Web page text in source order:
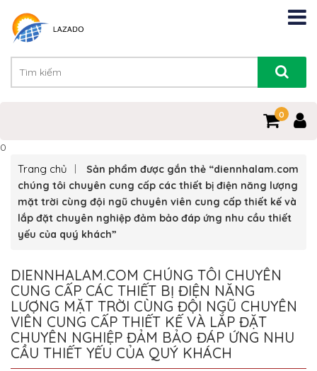
0
0
Trang chủ
Sản phẩm được gắn thẻ “diennhalam.com
chúng tôi chuyên cung cấp các thiết bị điện năng lượng
mặt trời cùng đội ngũ chuyên viên cung cấp thiết kế và
lắp đặt chuyên nghiệp đảm bảo đáp ứng nhu cầu thiết
yếu của quý khách”
DIENNHALAM.COM CHÚNG TÔI CHUYÊN
CUNG CẤP CÁC THIẾT BỊ ĐIỆN NĂNG
LƯỢNG MẶT TRỜI CÙNG ĐỘI NGŨ CHUYÊN
VIÊN CUNG CẤP THIẾT KẾ VÀ LẮP ĐẶT
CHUYÊN NGHIỆP ĐẢM BẢO ĐÁP ỨNG NHU
CẦU THIẾT YẾU CỦA QUÝ KHÁCH